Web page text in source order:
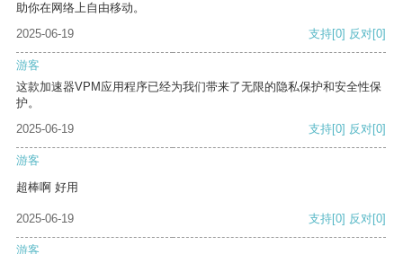
助你在网络上自由移动。
2025-06-19
支持[0] 反对[0]
游客
这款加速器VPM应用程序已经为我们带来了无限的隐私保护和安全性保
护。
2025-06-19
支持[0] 反对[0]
游客
超棒啊 好用
2025-06-19 支持[0] 反对[0]
游客